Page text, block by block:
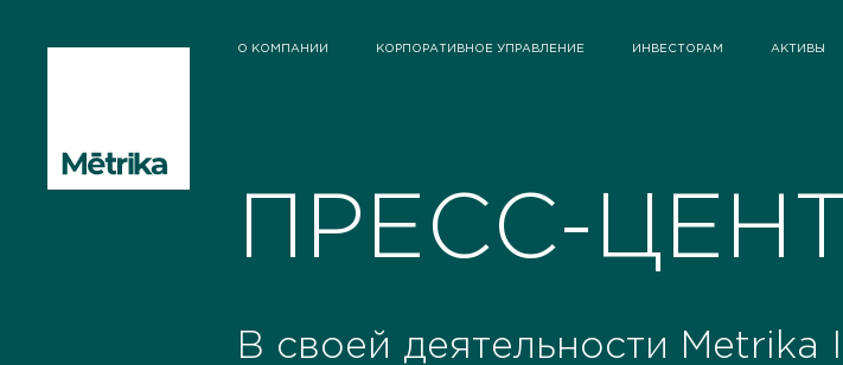
О КОМПАНИИ КОРПОРАТИВНОЕ УПРАВЛЕНИЕ ИНВЕСТОРАМ АКТИВЫ
ПРЕСС-
В своей деятельности Metrika